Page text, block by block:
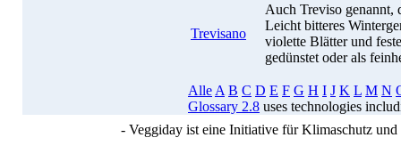
Trevisano
Auch Treviso genannt,
Leicht bitteres
violette Blätter und
gedünstet oder als
Alle A B C D E F G H I J K L M N
Glossary 2.8 uses technologies
- Veggiday ist eine Initiative für Klimaschutz